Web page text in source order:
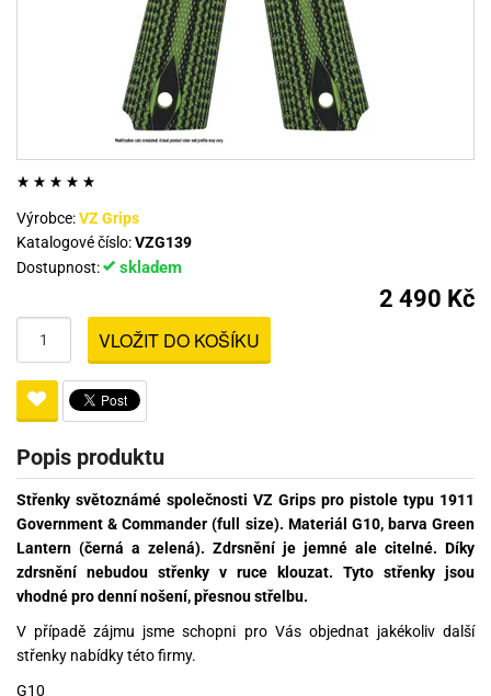
Výrobce:VZ Grips
Katalogové číslo:VZG139
Dostupnost:
skladem
2 490 Kč
VLOŽIT DO KOŠÍKU
Popis produktu
Střenky světoznámé společnosti VZ Grips pro pistole typu 1911
Government & Commander (full size). Materiál G10, barva Green
Lantern (černá a zelená). Zdrsnění je jemné ale citelné. Díky
zdrsnění nebudou střenky v ruce klouzat. Tyto střenky jsou
vhodné pro denní nošení, přesnou střelbu.
V případě zájmu jsme schopni pro Vás objednat jakékoliv další
střenky nabídky této firmy.
G10